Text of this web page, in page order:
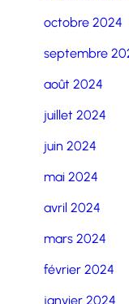
octobre 2024
septembre
août 2024
juillet 2024
juin 2024
mai 2024
avril 2024
mars 2024
février 2024
janvier 2024